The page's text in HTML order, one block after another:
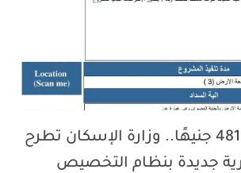
المتر يبدأ من 4815 جنيهًا.. وزارة الإسكان تطرح
جديدة بنظام التخصيص